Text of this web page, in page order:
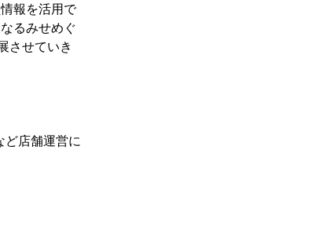
報を活用で
るみせめぐ
させていき
ど店舗運営に